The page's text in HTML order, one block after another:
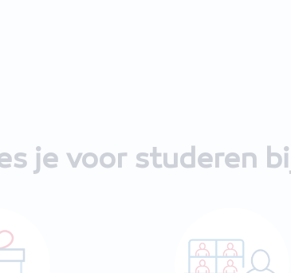
je voor studeren